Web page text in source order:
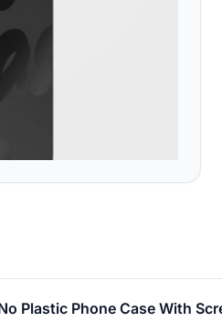
Plastic Phone Case With